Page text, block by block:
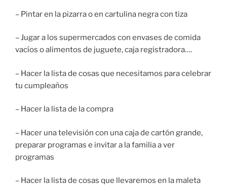
– Pintar en la pizarra o en cartulina negra con tiza
– Jugar a los supermercados con envases de comida
vacíos o alimentos de juguete, caja registradora….
– Hacer la lista de cosas que necesitamos para celebrar
tu cumpleaños
– Hacer la lista de la compra
– Hacer una televisión con una caja de cartón grande,
preparar programas e invitar a la familia a ver
programas
– Hacer la lista de cosas que llevaremos en la maleta